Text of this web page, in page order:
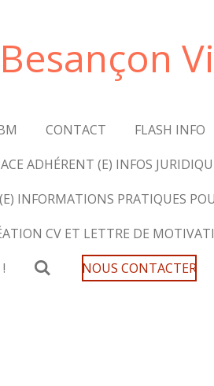
CONTACT
FLASH INFO
ADHÉRENT (E) INFOS
INFORMATIONS PRATIQUES
CV ET LETTRE DE
NOUS CONTACTER